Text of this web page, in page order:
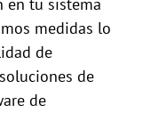
medidas lo
de
de
de